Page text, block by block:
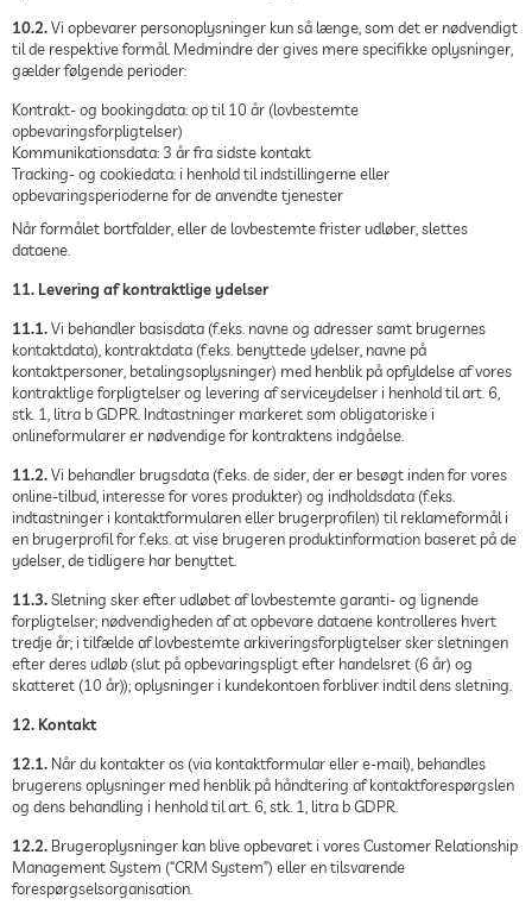
10.2.Vi opbevarer personoplysninger kun så længe, som det er nødvendigt
til de respektive formål. Medmindre der gives mere specifikke oplysninger,
gælder følgende perioder:
Kontrakt- og bookingdata: op til 10 år (lovbestemte
opbevaringsforpligtelser)
Kommunikationsdata: 3 år fra sidste kontakt
Tracking- og cookiedata: i henhold til indstillingerne eller
opbevaringsperioderne for de anvendte tjenester
Når formålet bortfalder, eller de lovbestemte frister udløber, slettes
dataene.
11. Levering af kontraktlige ydelser
11.1.Vi behandler basisdata (f.eks. navne og adresser samt brugernes
kontaktdata), kontraktdata (f.eks. benyttede ydelser, navne på
kontaktpersoner, betalingsoplysninger) med henblik på opfyldelse af vores
kontraktlige forpligtelser og levering af serviceydelser i henhold til art. 6,
stk. 1, litra b GDPR. Indtastninger markeret som obligatoriske i
onlineformularer er nødvendige for kontraktens indgåelse.
11.2.Vi behandler brugsdata (f.eks. de sider, der er besøgt inden for vores
online-tilbud, interesse for vores produkter) og indholdsdata (f.eks.
indtastninger i kontaktformularen eller brugerprofilen) til reklameformål i
en brugerprofil for f.eks. at vise brugeren produktinformation baseret på de
ydelser, de tidligere har benyttet.
11.3.Sletning sker efter udløbet af lovbestemte garanti- og lignende
forpligtelser; nødvendigheden af at opbevare dataene kontrolleres hvert
tredje år; i tilfælde af lovbestemte arkiveringsforpligtelser sker sletningen
efter deres udløb (slut på opbevaringspligt efter handelsret (6 år) og
skatteret (10 år)); oplysninger i kundekontoen forbliver indtil dens sletning.
12. Kontakt
12.1. Når du kontakter os (via kontaktformular eller e-mail), behandles
brugerens oplysninger med henblik på håndtering af kontaktforespørgslen
og dens behandling i henhold til art. 6, stk. 1, litra b GDPR.
12.2. Brugeroplysninger kan blive opbevaret i vores Customer Relationship
Management System (“CRM System”) eller en tilsvarende
forespørgselsorganisation.